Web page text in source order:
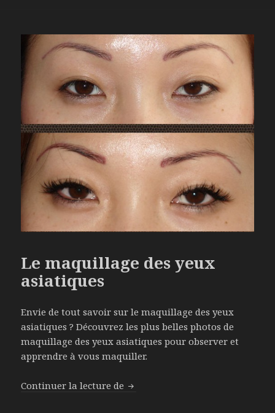
Le maquillage des yeux
asiatiques
Envie de tout savoir sur le maquillage des yeux
asiatiques ? Découvrez les plus belles photos de
maquillage des yeux asiatiques pour observer et
apprendre à vous maquiller.
Continuer la lecture de Le maquillage des yeux